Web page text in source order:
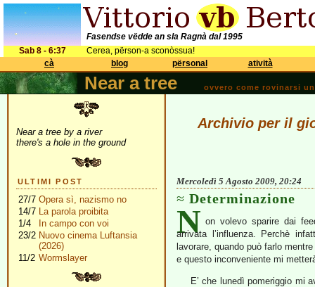
Fasendse vëdde an sla Ragnà dal 1995
Sab 8 - 6:37
Cerea, përson-a sconòssua!
cà
blog përsonal atività
Near a tree ovvero come rovinarsi
Near a tree by a river
there's a hole in the ground
ULTIMI POST
27/7 Opera sì, nazismo no
14/7 La parola proibita
1/4
In campo con voi
23/2 Nuovo cinema Luftansia
(2026)
11/2 Wormslayer
Archivio per il
Mercoledì 5 Agosto 2009, 20:24
Determinazione
N on volevo sparire dai
arrivata l’influenza. Perchè
lavorare, quando può farlo
e questo inconveniente mi
E’ che lunedì pomeriggio mi